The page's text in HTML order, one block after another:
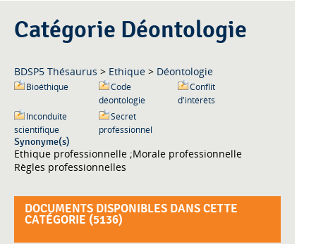
Catégorie Déontologie
BDSP5 Thésaurus > Ethique > Déontologie
Bioéthique
Code
déontologie
Conflit
d'intérêts
Inconduite
scientifique
Secret
professionnel
Synonyme(s)
Ethique professionnelle ;Morale professionnelle
Règles professionnelles
DOCUMENTS DISPONIBLES DANS CETTE
CATÉGORIE (5136)